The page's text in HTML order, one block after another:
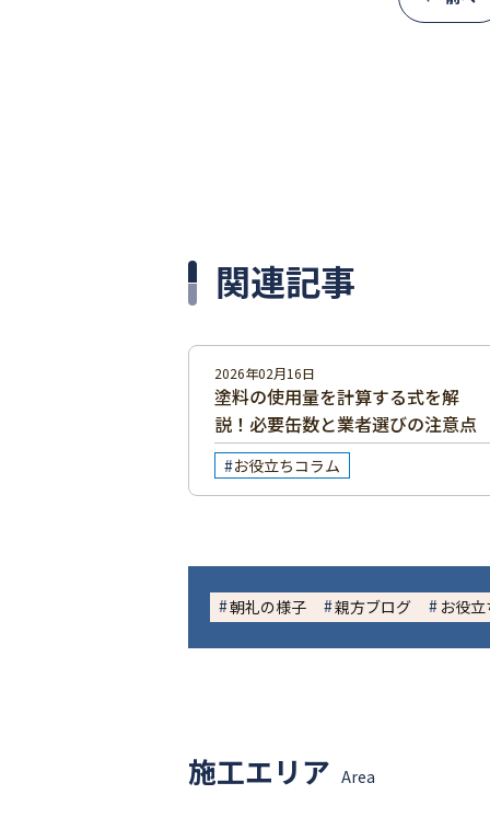
関連記事
2026年02月16日
塗料の使用量を計算する式を解
説！必要缶数と業者選びの注意点
お役立ちコラム
朝礼の様子 親方ブログ お役
施工エリア Area